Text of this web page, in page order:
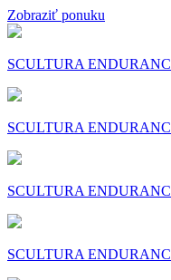
Zobraziť ponuku
SCULTURA
SCULTURA
SCULTURA
SCULTURA